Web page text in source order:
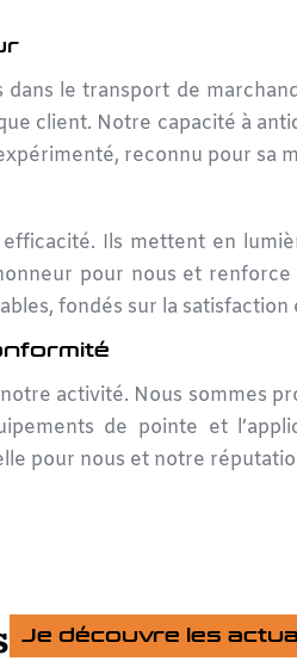
dans letransport de
client. Notre capacité à
reconnu pour sa
Ils mettent en
pour nous et
fondés sur la
activité. Nous sommes
de pointe et
pour nous et notre
Je découvre les